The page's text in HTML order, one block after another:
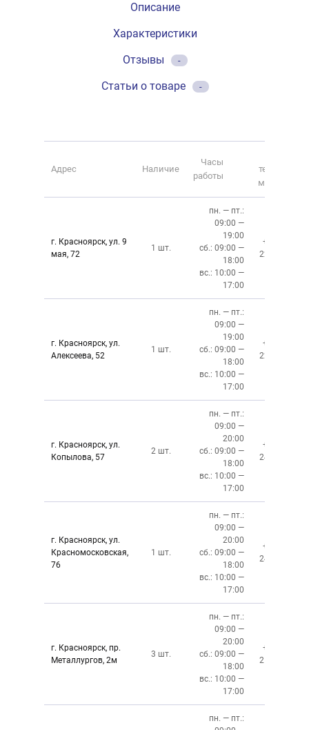
Описание
Характеристики
Отзывы
-
Статьи о товаре -
Адрес Наличие
Часы
работы
телефона
магазина
г. Красноярск, ул. 9
мая, 72
1 шт.
пн. — пт.:
09:00 —
19:00
сб.: 09:00 —
18:00
вс.: 10:00 —
17:00
+7 (391)
228-6-608
г. Красноярск, ул.
Алексеева, 52
1 шт.
пн. — пт.:
09:00 —
19:00
сб.: 09:00 —
18:00
вс.: 10:00 —
17:00
+7 (391)
220-08-02
г. Красноярск, ул.
Копылова, 57
2 шт.
пн. — пт.:
09:00 —
20:00
сб.: 09:00 —
18:00
вс.: 10:00 —
17:00
+7 (391)
243-76-13
г. Красноярск, ул.
Красномосковская,
76
1 шт.
пн. — пт.:
09:00 —
20:00
сб.: 09:00 —
18:00
вс.: 10:00 —
17:00
+7 (391)
243-83-01
г. Красноярск, пр.
Металлургов, 2м
3 шт.
пн. — пт.:
09:00 —
20:00
сб.: 09:00 —
18:00
вс.: 10:00 —
17:00
+7 (391)
212-87-27
пн. — пт.: